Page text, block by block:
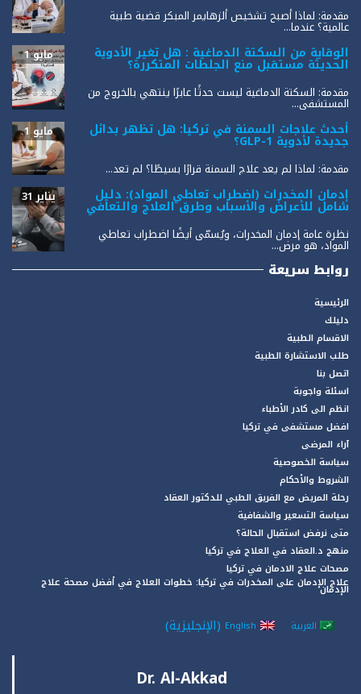
مقدمة: لماذا أصبح تشخيص ألزهايمر المبكر قضية طبية
عالمية؟ عندما...
الوقاية من السكتة الدماغية : هل تغير الأدوية
الحديثة مستقبل منع الجلطات المتكررة؟
مايو 1
مقدمة: السكتة الدماغية ليست حدثًا عابرًا ينتهي بالخروج من
المستشفى...
أحدث علاجات السمنة في تركيا: هل تظهر بدائل
جديدة لأدوية GLP-1؟
مايو 1
مقدمة: لماذا لم يعد علاج السمنة قرارًا بسيطًا؟ لم تعد...
إدمان المخدرات (اضطراب تعاطي المواد): دليل
شامل للأعراض والأسباب وطرق العلاج والتعافي
يناير 31
نظرة عامة إدمان المخدرات، ويُسمّى أيضًا اضطراب تعاطي
المواد، هو مرض...
روابط سريعة
الرئيسية
دليلك
الاقسام الطبية
طلب الاستشارة الطبية
اتصل بنا
اسئلة واجوبة
انظم الى كادر الأطباء
افضل مستشفى في تركيا
آراء المرضى
سياسة الخصوصية
الشروط والأحكام
رحلة المريض مع الفريق الطبي للدكتور العقاد
سياسة التسعير والشفافية
متى نرفض استقبال الحالة؟
منهج د.العقاد في العلاج في تركيا
مصحات علاج الادمان في تركيا
علاج الإدمان على المخدرات في تركيا: خطوات العلاج في أفضل مصحة علاج
الإدمان
العربية English
(الإنجليزية)
Dr. Al-Akkad